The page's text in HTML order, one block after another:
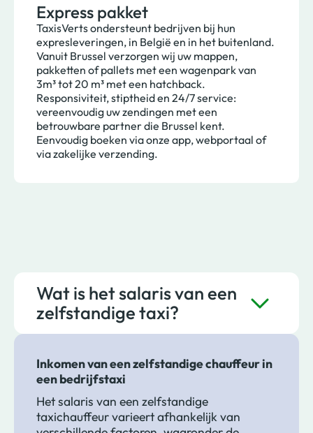
Express pakket
TaxisVerts ondersteunt bedrijven bij hun
expresleveringen, in België en in het buitenland.
Vanuit Brussel verzorgen wij uw mappen,
pakketten of pallets met een wagenpark van
3m³ tot 20 m³ met een hatchback.
Responsiviteit, stiptheid en 24/7 service:
vereenvoudig uw zendingen met een
betrouwbare partner die Brussel kent.
Eenvoudig boeken via onze app, webportaal of
via zakelijke verzending.
Wat is het salaris van een
zelfstandige taxi?
Inkomen van een zelfstandige chauffeur in
een bedrijfstaxi
Het salaris van een zelfstandige
taxichauffeur varieert afhankelijk van